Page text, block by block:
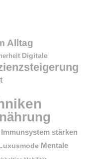
Alltag
Digitale
Immunsystem stärken
Luxusmode Mentale